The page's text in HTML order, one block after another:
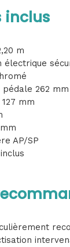
inclus
m
électrique
262 mm
mm
AP/SP